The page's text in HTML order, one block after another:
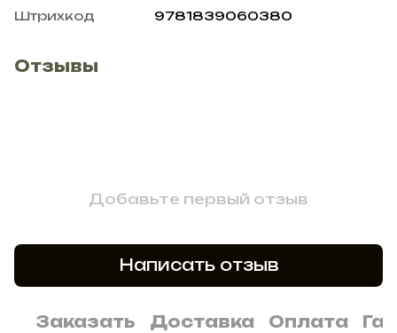
Штрихкод 9781839060380
Отзывы
Добавьте первый отзыв
Написать отзыв
Заказать Доставка Оплата